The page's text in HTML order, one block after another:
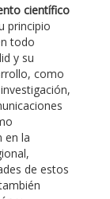
científico
principio
todo
y su
como
en la
de estos